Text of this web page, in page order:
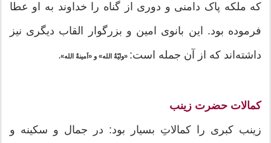
که ملکه پاک دامنی و دوری از گناه را خداوند به او عطا
فرموده بود. این بانوی امین و بزرگوار القاب دیگری نیز
داشته‌اند که از آن جمله است: «ولیّةُ الله» و «اَمینةُ الله».
کمالات حضرت زینب
زینب کبری را کمالاتِ بسیار بود: در جمال و سکینه و